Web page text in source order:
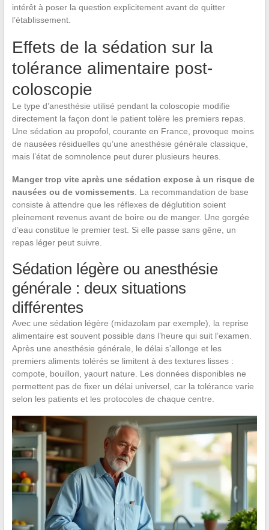
intérêt à poser la question explicitement avant de quitter
l’établissement.
Effets de la sédation sur la
tolérance alimentaire post-
coloscopie
Le type d’anesthésie utilisé pendant la coloscopie modifie
directement la façon dont le patient tolère les premiers repas.
Une sédation au propofol, courante en France, provoque moins
de nausées résiduelles qu’une anesthésie générale classique,
mais l’état de somnolence peut durer plusieurs heures.
Manger trop vite après une sédation expose à un risque de
nausées ou de vomissements. La recommandation de base
consiste à attendre que les réflexes de déglutition soient
pleinement revenus avant de boire ou de manger. Une gorgée
d’eau constitue le premier test. Si elle passe sans gêne, un
repas léger peut suivre.
Sédation légère ou anesthésie
générale : deux situations
différentes
Avec une sédation légère (midazolam par exemple), la reprise
alimentaire est souvent possible dans l’heure qui suit l’examen.
Après une anesthésie générale, le délai s’allonge et les
premiers aliments tolérés se limitent à des textures lisses :
compote, bouillon, yaourt nature. Les données disponibles ne
permettent pas de fixer un délai universel, car la tolérance varie
selon les patients et les protocoles de chaque centre.